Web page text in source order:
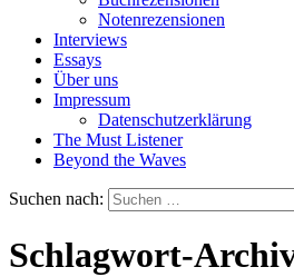
Notenrezensionen
Interviews
Essays
Über uns
Impressum
Datenschutzerklärung
The Must Listener
Beyond the Waves
Suchen nach:
Schlagwort-